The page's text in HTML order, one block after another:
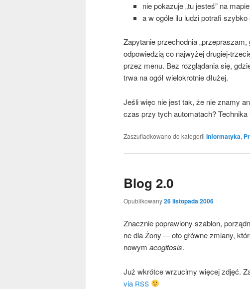
nie poka­zu­je „tu jesteś” na mapie
a w ogó­le ilu ludzi potra­fi
Zapy­ta­nie prze­chod­nia
odpo­wie­dzią co naj­wy­żej dru­giej-
przez menu. Bez roz­glą­da­nia się,
trwa na ogół wie­lo­krot­nie dłużej.
Jeśli więc nie jest tak, że nie zna­my
czas przy tych auto­ma­tach?
Zaszufladkowano do kategorii Informatyka,
Blog 2.0
Opublikowany26 listopada 2006
Znacz­nie popra­wio­ny sza­blon,
ne dla Żony — oto głów­ne zmia­ny,
nowym aco­gi­to­sis.
Już wkrót­ce wrzu­ci­my wię­cej zdjęć.
via RSS